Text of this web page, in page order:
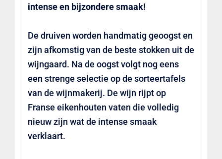
intense en bijzondere smaak!
De druiven worden handmatig geoogst en
zijn afkomstig van de beste stokken uit de
wijngaard. Na de oogst volgt nog eens
een strenge selectie op de sorteertafels
van de wijnmakerij. De wijn rijpt op
Franse eikenhouten vaten die volledig
nieuw zijn wat de intense smaak
verklaart.